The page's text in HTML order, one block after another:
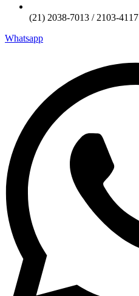
(21) 2038-7013 / 2103-4117
Whatsapp